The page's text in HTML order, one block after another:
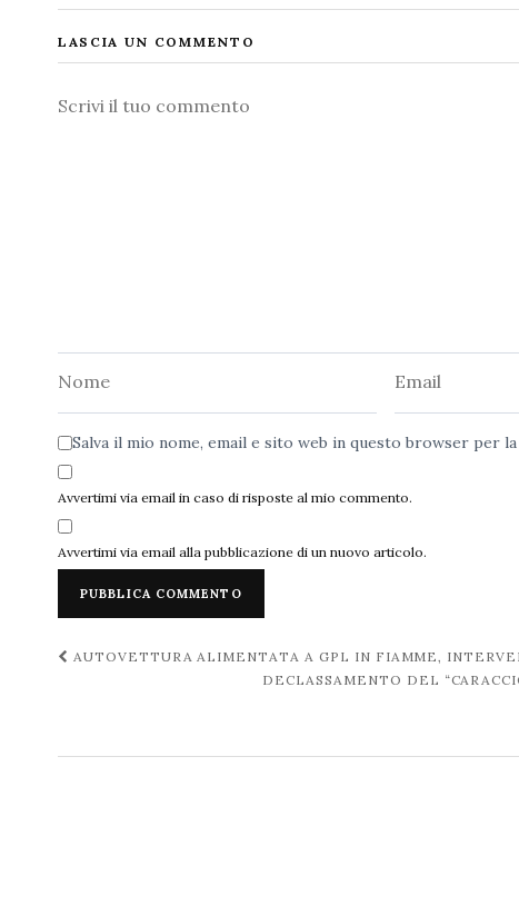
LASCIA UN COMMENTO
Commento
Salva il mio nome, email e sito web in questo browser per
Avvertimi via email in caso di risposte al mio commento.
Avvertimi via email alla pubblicazione di un nuovo articolo.
Navigazione
AUTOVETTURA ALIMENTATA A GPL IN FIAMME,
DECLASSAMENTO DEL